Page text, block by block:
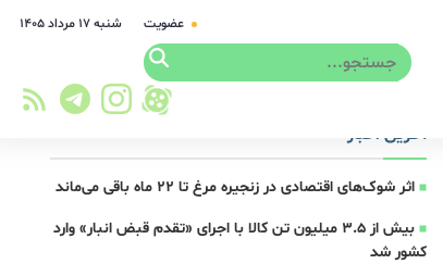
عضویت شنبه ۱۷ مرداد ۱۴۰۵
آخرین اخبار
اثر شوک‌های اقتصادی در زنجیره مرغ تا 22 ماه باقی می‌ماند
بیش از ۳.۵ میلیون تن کالا با اجرای «تقدم قبض انبار» وارد
کشور شد